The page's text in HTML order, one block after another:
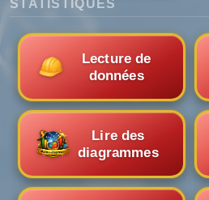
STATISTIQUES
Lecture de
données
Lire des
diagrammes